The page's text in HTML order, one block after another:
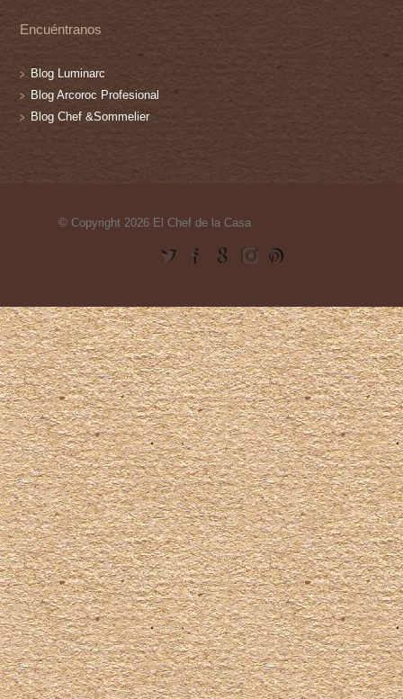
Encuéntranos
Blog Luminarc
Blog Arcoroc Profesional
Blog Chef &Sommelier
© Copyright 2026 El Chef de la Casa